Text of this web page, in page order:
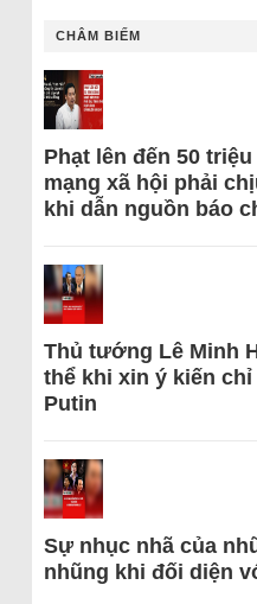
CHÂM BIẾM
Phạt lên đến 50
mạng xã hội phải
khi dẫn nguồn báo
Thủ tướng Lê Minh
thể khi xin ý kiến
Putin
Sự nhục nhã của
nhũng khi đối diện